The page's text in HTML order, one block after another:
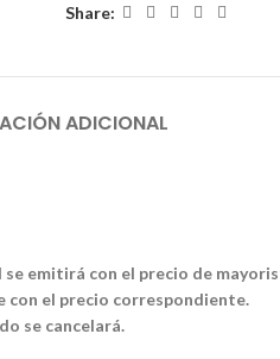
Share:
ADICIONAL
emitirá con el precio de
con el precio correspondiente.
se cancelará.